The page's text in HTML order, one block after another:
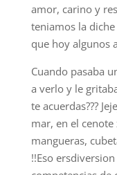
amor, carino y
teniamos la
que hoy algunos
Cuando pasaba
a verlo y le
te acuerdas???
mar, en el
mangueras,
!!Eso